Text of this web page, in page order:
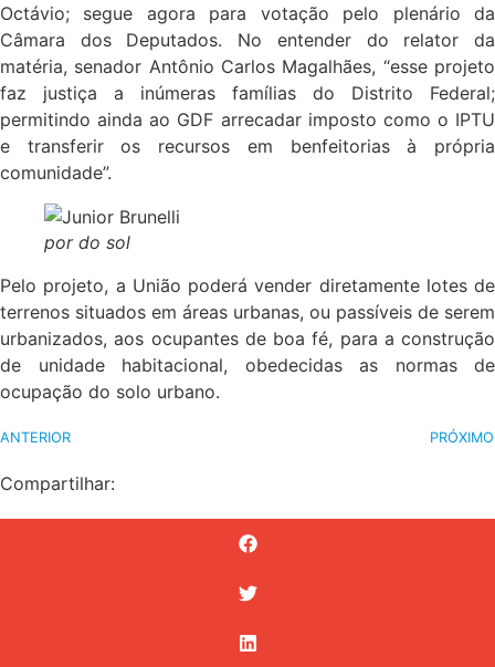
Octávio; segue agora para votação pelo plenário da
Câmara dos Deputados. No entender do relator da
matéria, senador Antônio Carlos Magalhães, “esse projeto
faz justiça a inúmeras famílias do Distrito Federal;
permitindo ainda ao GDF arrecadar imposto como o IPTU
e transferir os recursos em benfeitorias à própria
comunidade”.
por do sol
Pelo projeto, a União poderá vender diretamente lotes de
terrenos situados em áreas urbanas, ou passíveis de serem
urbanizados, aos ocupantes de boa fé, para a construção
de unidade habitacional, obedecidas as normas de
ocupação do solo urbano.
ANTERIOR PRÓXIMO
Compartilhar: